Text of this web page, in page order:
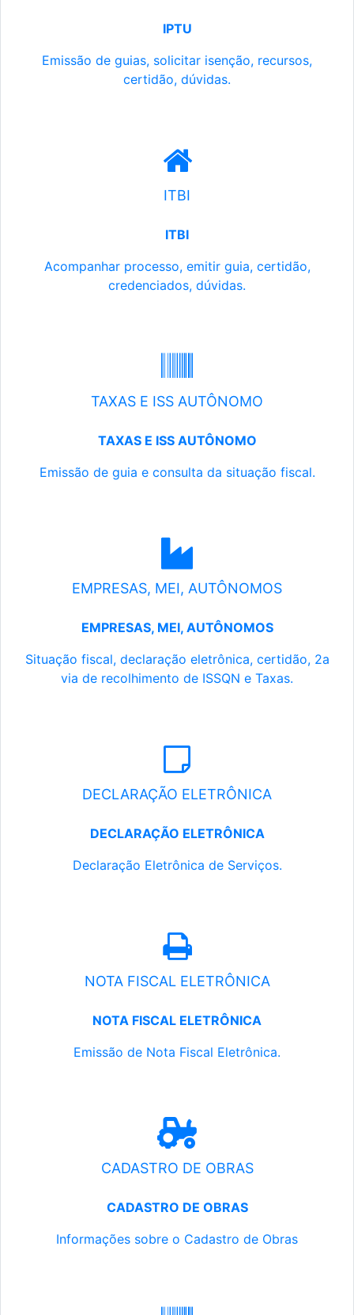
IPTU
Emissão de guias, solicitar isenção, recursos,
certidão, dúvidas.
ITBI
ITBI
Acompanhar processo, emitir guia, certidão,
credenciados, dúvidas.
TAXAS E ISS AUTÔNOMO
TAXAS E ISS AUTÔNOMO
Emissão de guia e consulta da situação fiscal.
EMPRESAS, MEI, AUTÔNOMOS
EMPRESAS, MEI, AUTÔNOMOS
Situação fiscal, declaração eletrônica, certidão, 2a
via de recolhimento de ISSQN e Taxas.
DECLARAÇÃO ELETRÔNICA
DECLARAÇÃO ELETRÔNICA
Declaração Eletrônica de Serviços.
NOTA FISCAL ELETRÔNICA
NOTA FISCAL ELETRÔNICA
Emissão de Nota Fiscal Eletrônica.
CADASTRO DE OBRAS
CADASTRO DE OBRAS
Informações sobre o Cadastro de Obras